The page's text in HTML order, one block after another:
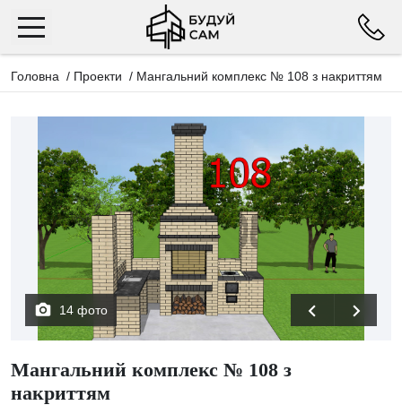
Головна / Проекти / Мангальний комплекс № 108 з накриттям
14 фото
Мангальний комплекс № 108 з
накриттям